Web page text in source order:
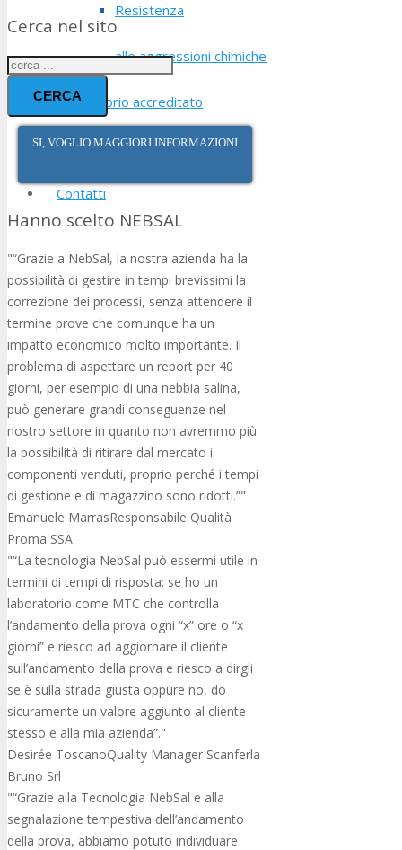
Resistenza
alle aggressioni chimiche
Laboratorio accreditato
Testimonianze
Contatti
Cerca nel sito
CERCA
SI, VOGLIO MAGGIORI INFORMAZIONI
Hanno scelto NEBSAL
“Grazie a NebSal, la nostra azienda ha la
possibilità di gestire in tempi brevissimi la
correzione dei processi, senza attendere il
termine prove che comunque ha un
impatto economico molto importante. Il
problema di aspettare un report per 40
giorni, per esempio di una nebbia salina,
può generare grandi conseguenze nel
nostro settore in quanto non avremmo più
la possibilità di ritirare dal mercato i
componenti venduti, proprio perché i tempi
di gestione e di magazzino sono ridotti.”
Emanuele MarrasResponsabile Qualità
Proma SSA
“La tecnologia NebSal può essermi utile in
termini di tempi di risposta: se ho un
laboratorio come MTC che controlla
l’andamento della prova ogni “x” ore o “x
giorni” e riesco ad aggiornare il cliente
sull’andamento della prova e riesco a dirgli
se è sulla strada giusta oppure no, do
sicuramente un valore aggiunto al cliente
stesso e alla mia azienda”.
Desirée ToscanoQuality Manager Scanferla
Bruno Srl
“Grazie alla Tecnologia NebSal e alla
segnalazione tempestiva dell’andamento
della prova, abbiamo potuto individuare